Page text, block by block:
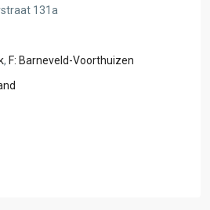
131a
, F: Barneveld-Voorthuizen